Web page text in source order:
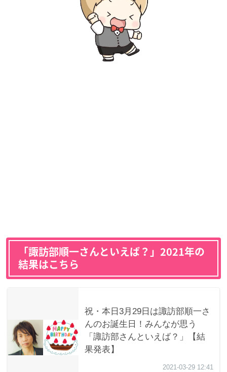
「諏訪部順一さんといえば？」2021年の
結果はこちら